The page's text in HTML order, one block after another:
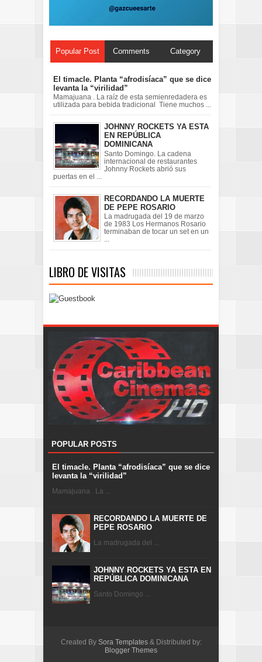
Popular Post Comments Category
El timacle. Planta “afrodisíaca” que se dice
levanta la “virilidad”
Mamajuana . La raíz de esta semienredadera es
utilizada para bebida tradicional Tiene muchos ...
JOHNNY ROCKETS YA ESTA
EN REPÚBLICA
DOMINICANA
Santo Domingo. La cadena
internacional de restaurantes
Johnny Rockets abrió sus
puertas en el ...
RECORDANDO LA MUERTE
DE PEPE ROSARIO
La madrugada del 19 de marzo
de 1983 Los Hermanos Rosario
terminaban de tocar un set en un
...
LIBRO DE VISITAS
POPULAR POSTS
El timacle. Planta “afrodisíaca” que se dice
levanta la “virilidad”
Mamajuana . La ...
RECORDANDO LA MUERTE DE
PEPE ROSARIO
La madrugada del ...
JOHNNY ROCKETS YA ESTA EN
REPÚBLICA DOMINICANA
Santo Domingo ...
Created By Sora Templates& Distributed by:
Blogger Themes